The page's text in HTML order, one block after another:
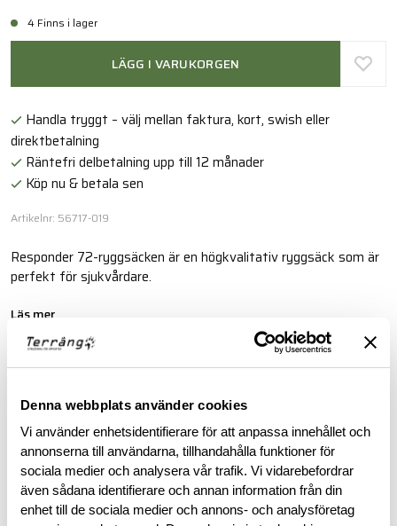
Denna webbplats använder cookies
Vi använder enhetsidentifierare för att anpassa innehållet och
annonserna till användarna, tillhandahålla funktioner för
sociala medier och analysera vår trafik. Vi vidarebefordrar
även sådana identifierare och annan information från din
enhet till de sociala medier och annons- och analysföretag
4 Finns i lager
LÄGG I VARUKORGEN
Handla tryggt – välj mellan faktura, kort, swish eller
direktbetalning
Räntefri delbetalning upp till 12 månader
Köp nu & betala sen
Artikelnr: 56717-019
Responder 72-ryggsäcken är en högkvalitativ ryggsäck som är
perfekt för sjukvårdare.
Läs mer
RECENSIONER
OM VARUMÄRKET